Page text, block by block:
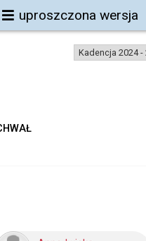
uproszczona wersja